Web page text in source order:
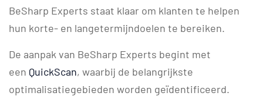
BeSharp Experts staat klaar om klanten te helpen
hun korte- en langetermijndoelen te bereiken.
De aanpak van BeSharp Experts begint met
een QuickScan, waarbij de belangrijkste
optimalisatiegebieden worden geïdentificeerd.